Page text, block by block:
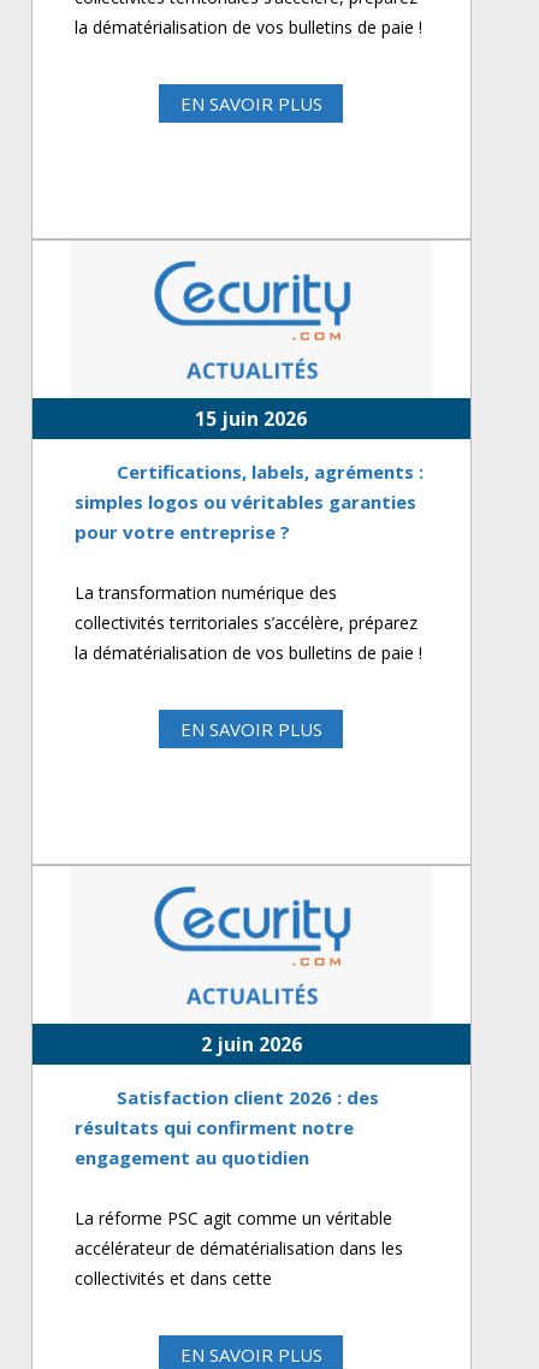
la dématérialisation de vos bulletins de paie !
EN SAVOIR PLUS
15 juin 2026
Certifications, labels, agréments :
simples logos ou véritables garanties
pour votre entreprise ?
La transformation numérique des
collectivités territoriales s’accélère, préparez
la dématérialisation de vos bulletins de paie !
EN SAVOIR PLUS
2 juin 2026
Satisfaction client 2026 : des
résultats qui confirment notre
engagement au quotidien
La réforme PSC agit comme un véritable
accélérateur de dématérialisation dans les
collectivités et dans cette
EN SAVOIR PLUS